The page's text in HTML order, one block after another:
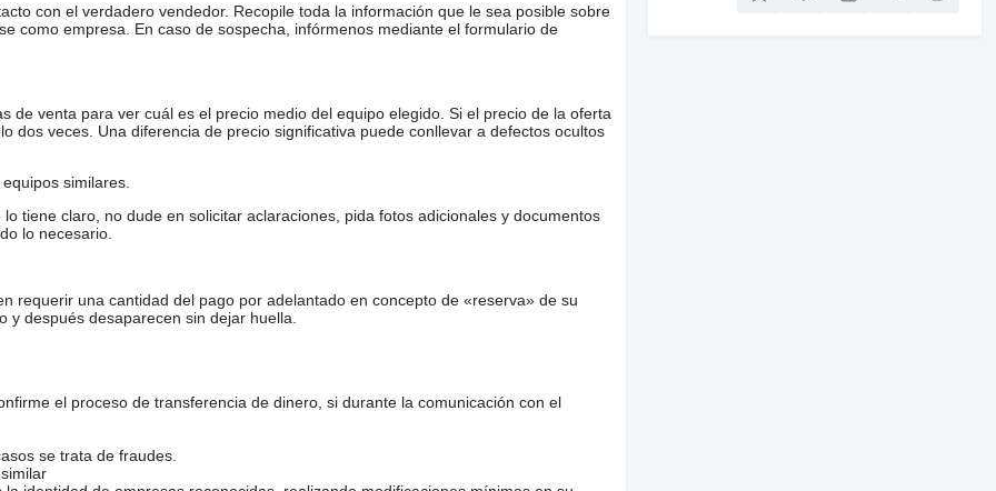
con el verdadero vendedor. Recopile toda la información que le sea posible sobre
como empresa. En caso de sospecha, infórmenos mediante el formulario de
venta para ver cuál es el precio medio del equipo elegido. Si el precio de la oferta
dos veces. Una diferencia de precio significativa puede conllevar a defectos ocultos
similares.
tiene claro, no dude en solicitar aclaraciones, pida fotos adicionales y documentos
lo necesario.
requerir una cantidad del pago por adelantado en concepto de «reserva» de su
después desaparecen sin dejar huella.
el proceso de transferencia de dinero, si durante la comunicación con el
se trata de fraudes.